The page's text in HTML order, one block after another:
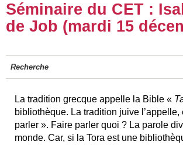
Séminaire du CET :
de Job (mardi 15
Recherche
La tradition grecque appelle la Bible «
bibliothèque. La tradition juive l’appelle,
parler ». Faire parler quoi ? La parole
monde. Car, si la Tora est une